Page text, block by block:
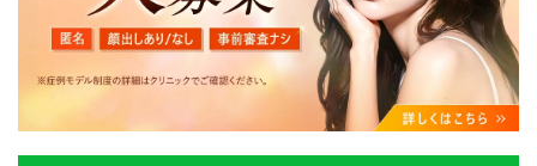
・クリニックの来院予約、医療サービスの提供、医療関
連商品の販売、アフターケア対応、これらに付随する諸
対応等のサービス提供のため
・医療サービスの提供に関する他の医療機関、検査機関
及び研究機関との連携のため